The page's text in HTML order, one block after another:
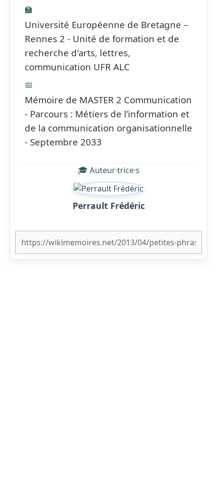
🏫
Université Européenne de Bretagne –
Rennes 2 - Unité de formation et de
recherche d'arts, lettres,
communication UFR ALC
📅
Mémoire de MASTER 2 Communication
- Parcours : Métiers de l’information et
de la communication organisationnelle
- Septembre 2033
🎓 Auteur·trice·s
Perrault Frédéric